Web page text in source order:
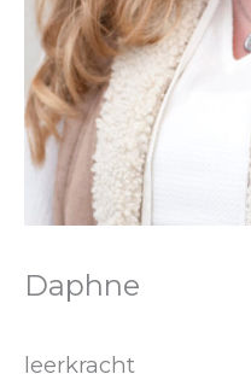
Daphne
leerkracht